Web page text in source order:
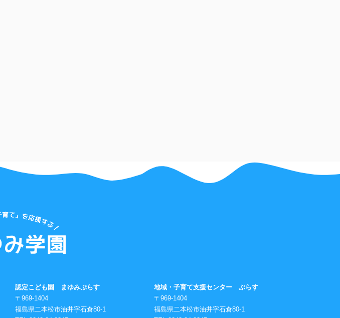
認定こども園 まゆみぷらす
〒969-1404
福島県二本松市油井字石倉80-1
地域・子育て支援センター ぷらす
〒969-1404
福島県二本松市油井字石倉80-1